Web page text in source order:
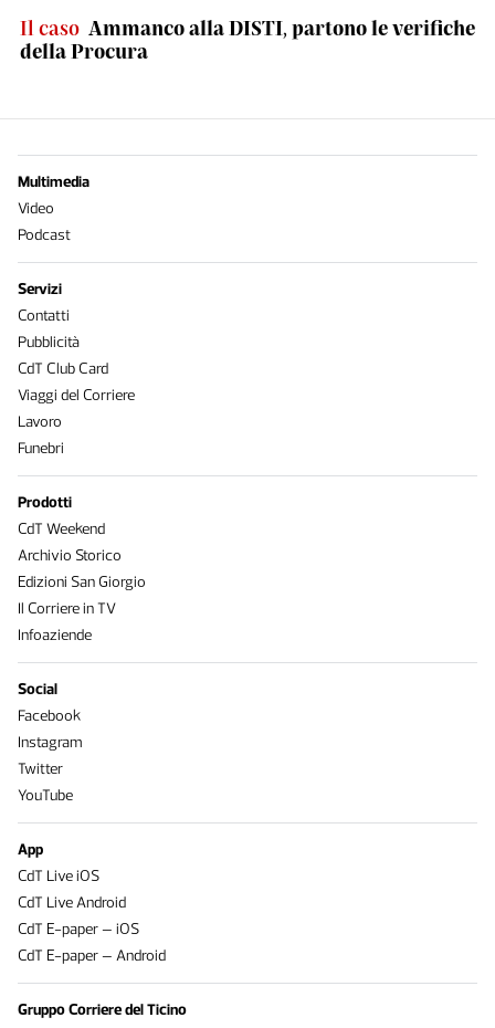
Il caso Ammanco alla DISTI, partono le verifiche
della Procura
Multimedia
Video
Podcast
Servizi
Contatti
Pubblicità
CdT Club Card
Viaggi del Corriere
Lavoro
Funebri
Prodotti
CdT Weekend
Archivio Storico
Edizioni San Giorgio
Il Corriere in TV
Infoaziende
Social
Facebook
Instagram
Twitter
YouTube
App
CdT Live iOS
CdT Live Android
CdT E-paper – iOS
CdT E-paper – Android
Gruppo Corriere del Ticino